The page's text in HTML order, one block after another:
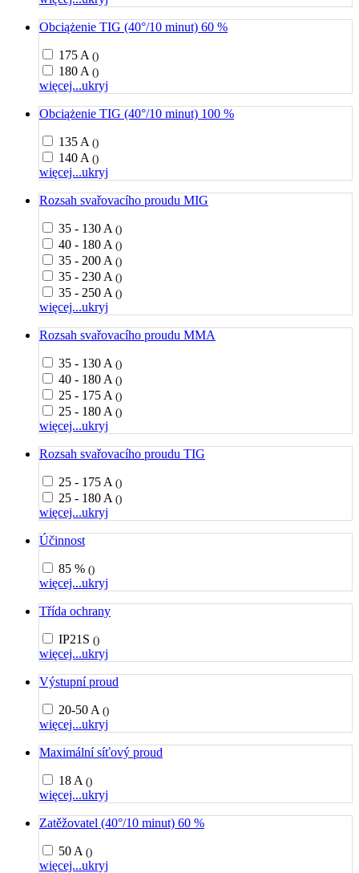
Obciążenie TIG (40°/10 minut) 60 %
175 A ()
180 A ()
więcej...ukryj
Obciążenie TIG (40°/10 minut) 100 %
135 A ()
140 A ()
więcej...ukryj
Rozsah svařovacího proudu MIG
35 - 130 A ()
40 - 180 A ()
35 - 200 A ()
35 - 230 A ()
35 - 250 A ()
więcej...ukryj
Rozsah svařovacího proudu MMA
35 - 130 A ()
40 - 180 A ()
25 - 175 A ()
25 - 180 A ()
więcej...ukryj
Rozsah svařovacího proudu TIG
25 - 175 A ()
25 - 180 A ()
więcej...ukryj
Účinnost
85 % ()
więcej...ukryj
Třída ochrany
IP21S ()
więcej...ukryj
Výstupní proud
20-50 A ()
więcej...ukryj
Maximální síťový proud
18 A ()
więcej...ukryj
Zatěžovatel (40°/10 minut) 60 %
50 A ()
więcej...ukryj